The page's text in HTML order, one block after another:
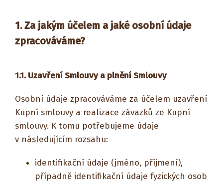
1. Za jakým účelem a jaké osobní údaje
zpracováváme?
1.1. Uzavření Smlouvy a plnění Smlouvy
Osobní údaje zpracováváme za účelem uzavření
Kupní smlouvy a realizace závazků ze Kupní
smlouvy. K tomu potřebujeme údaje
v následujícím rozsahu:
identifikační údaje (jméno, příjmení),
případně identifikační údaje fyzických osob